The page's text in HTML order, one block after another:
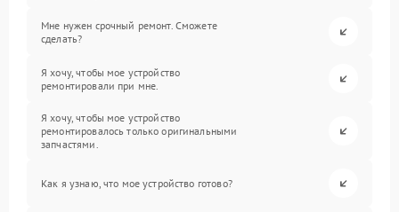
Мне нужен срочный ремонт. Сможете
сделать?
Я хочу, чтобы мое устройство
ремонтировали при мне.
Я хочу, чтобы мое устройство
ремонтировалось только оригинальными
запчастями.
Как я узнаю, что мое устройство готово?